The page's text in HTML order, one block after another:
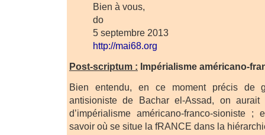
Bien à vous,
do
5 septembre 2013
http://mai68.org
Post-scriptum : Impérialisme américano-
Bien entendu, en ce moment précis de
antisioniste de Bachar el-Assad, on
d’impérialisme américano-franco-sioniste ;
savoir où se situe la fRANCE dans la